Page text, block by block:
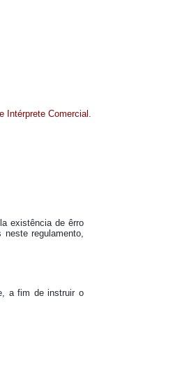
Intérprete Comercial.
existência de êrro
regulamento,
a fim de instruir o